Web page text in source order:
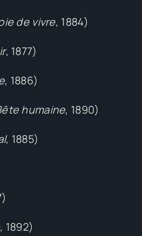
de vivre, 1884)
, 1877)
, 1886)
humaine, 1890)
, 1885)
, 1892)